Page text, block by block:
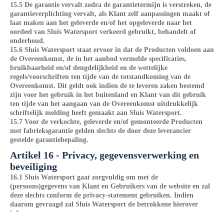
15.5 De garantie vervalt zodra de garantietermijn is verstreken, de
garantieverplichting vervalt, als Klant zelf aanpassingen maakt of
laat maken aan het geleverde en/of het opgeleverde naar het
oordeel van Sluis Watersport verkeerd gebruikt, behandelt of
onderhoud.
15.6 Sluis Watersport staat ervoor in dat de Producten voldoen aan
de Overeenkomst, de in het aanbod vermelde specificaties,
bruikbaarheid en/of deugdelijkheid en de wettelijke
regels/voorschriften ten tijde van de totstandkoming van de
Overeenkomst. Dit geldt ook indien de te leveren zaken bestemd
zijn voor het gebruik in het buitenland en Klant van dit gebruik
ten tijde van het aangaan van de Overeenkomst uitdrukkelijk
schriftelijk melding heeft gemaakt aan Sluis Watersport.
15.7 Voor de verkochte, geleverde en/of gemonteerde Producten
met fabrieksgarantie gelden slechts de door deze leverancier
gestelde garantiebepaling.
Artikel 16 - Privacy, gegevensverwerking en
beveiliging
16.1 Sluis Watersport gaat zorgvuldig om met de
(persoons)gegevens van Klant en Gebruikers van de website en zal
deze slechts conform de privacy-statement gebruiken. Indien
daarom gevraagd zal Sluis Watersport de betrokkene hierover